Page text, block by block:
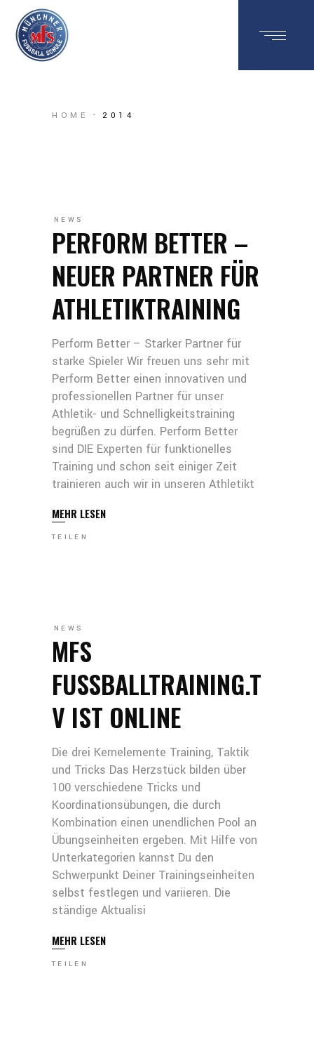
HOME 2014
NEWS
PERFORM BETTER –
NEUER PARTNER FÜR
ATHLETIKTRAINING
Perform Better – Starker Partner für
starke Spieler Wir freuen uns sehr mit
Perform Better einen innovativen und
professionellen Partner für unser
Athletik- und Schnelligkeitstraining
begrüßen zu dürfen. Perform Better
sind DIE Experten für funktionelles
Training und schon seit einiger Zeit
trainieren auch wir in unseren Athletikt
MEHR LESEN
TEILEN
NEWS
MFS
FUSSBALLTRAINING.T
V IST ONLINE
Die drei Kernelemente Training, Taktik
und Tricks Das Herzstück bilden über
100 verschiedene Tricks und
Koordinationsübungen, die durch
Kombination einen unendlichen Pool an
Übungseinheiten ergeben. Mit Hilfe von
Unterkategorien kannst Du den
Schwerpunkt Deiner Trainingseinheiten
selbst festlegen und variieren. Die
ständige Aktualisi
MEHR LESEN
TEILEN